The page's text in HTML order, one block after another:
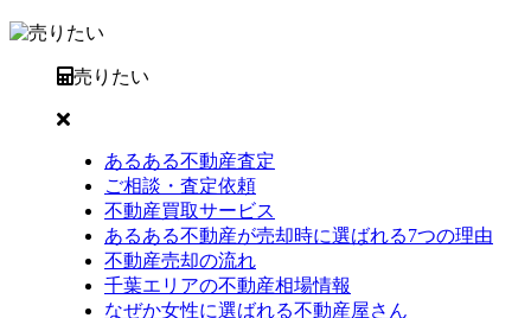
売りたい
あるある不動産査定
ご相談・査定依頼
不動産買取サービス
あるある不動産が売却時に選ばれる7つの理由
不動産売却の流れ
千葉エリアの不動産相場情報
なぜか女性に選ばれる不動産屋さん